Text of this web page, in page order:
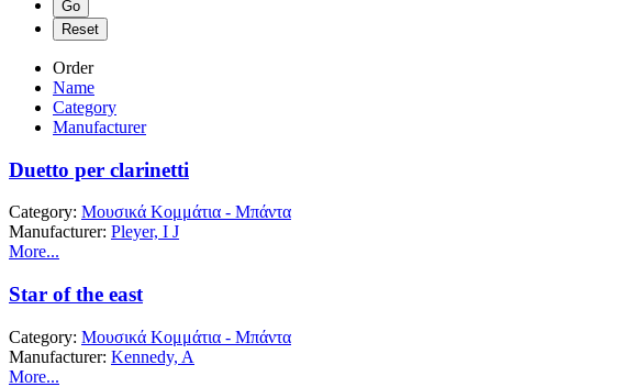
Order
Name
Category
Manufacturer
Duetto per clarinetti
Category: Μουσικά Κομμάτια - Μπάντα
Manufacturer: Pleyer, I J
More...
Star of the east
Category: Μουσικά Κομμάτια - Μπάντα
Manufacturer: Kennedy, A
More...